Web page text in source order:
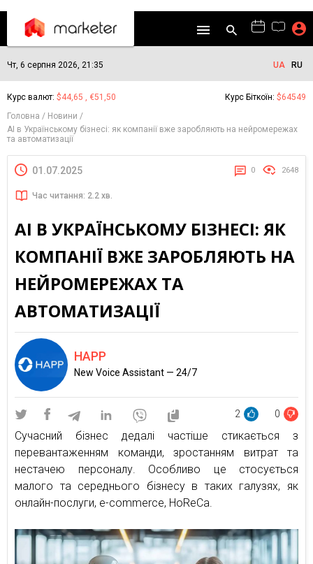
Чт, 6 серпня 2026, 21:35 UA RU
Курс валют: $44,65 , €51,50 Курс Біткоїн: $64549
Головна
Новини
AI в Українському бізнесі: як компанії вже заробляють на нейромережах
та автоматизації
01.07.2025 0 2648
Час читання: 2.2 хв.
AI В УКРАЇНСЬКОМУ БІЗНЕСІ: ЯК
КОМПАНІЇ ВЖЕ ЗАРОБЛЯЮТЬ НА
НЕЙРОМЕРЕЖАХ ТА
АВТОМАТИЗАЦІЇ
HAPP
New Voice Assistant — 24/7
2 0
Сучасний бізнес дедалі частіше стикається з
перевантаженням команди, зростанням витрат та
нестачею персоналу. Особливо це стосується
малого та середнього бізнесу в таких галузях, як
онлайн-послуги, e-commerce, HoReCa.